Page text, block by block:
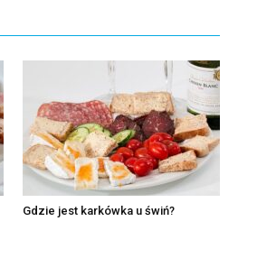
Gdzie jest karkówka u świń?